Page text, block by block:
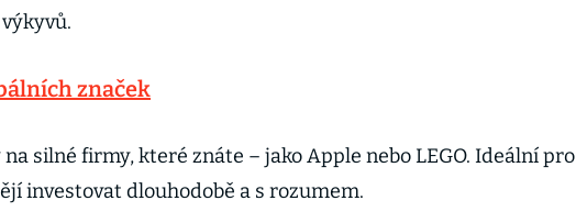
značek
silné firmy, které znáte – jako Apple nebo LEGO. Ideální pro
investovat dlouhodobě a s rozumem.